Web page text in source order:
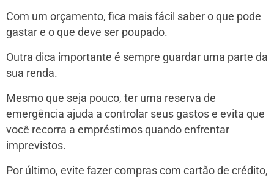
Com um orçamento, fica mais fácil saber o que pode
gastar e o que deve ser poupado.
Outra dica importante é sempre guardar uma parte da
sua renda.
Mesmo que seja pouco, ter uma reserva de
emergência ajuda a controlar seus gastos e evita que
você recorra a empréstimos quando enfrentar
imprevistos.
Por último, evite fazer compras com cartão de crédito,